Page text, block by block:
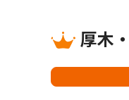
厚木